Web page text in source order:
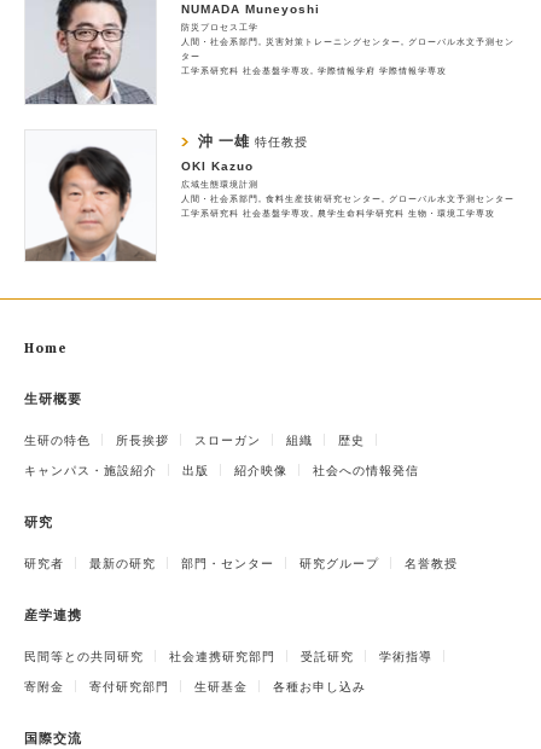
NUMADA Muneyoshi
防災プロセス工学
人間・社会系部門
災害対策トレーニングセンター
グローバル水文予測セン
ター
工学系研究科 社会基盤学専攻
学際情報学府 学際情報学専攻
沖 一雄 特任教授
OKI Kazuo
広域生態環境計測
人間・社会系部門
食料生産技術研究センター
グローバル水文予測センター
工学系研究科 社会基盤学専攻
農学生命科学研究科 生物・環境工学専攻
Home
生研概要
生研の特色 所長挨拶 スローガン 組織 歴史
キャンパス・施設紹介 出版 紹介映像 社会への情報発信
研究
研究者 最新の研究 部門・センター 研究グループ 名誉教授
産学連携
民間等との共同研究 社会連携研究部門 受託研究 学術指導
寄附金 寄付研究部門 生研基金 各種お申し込み
国際交流